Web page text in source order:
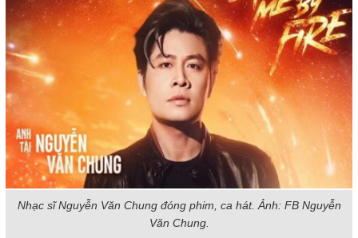
Nhạc sĩ Nguyễn Văn Chung đóng phim, ca hát. Ảnh: FB Nguyễn
Văn Chung.